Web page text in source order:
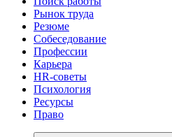
Рынок труда
Резюме
Собеседование
Профессии
Карьера
HR-советы
Психология
Ресурсы
Право